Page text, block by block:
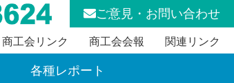
ご意見・お問い合わせ
商工会リンク 商工会会報 関連リンク
各種レポート